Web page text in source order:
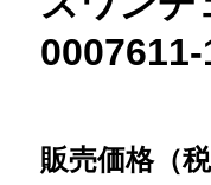
0007611-
販売価格（